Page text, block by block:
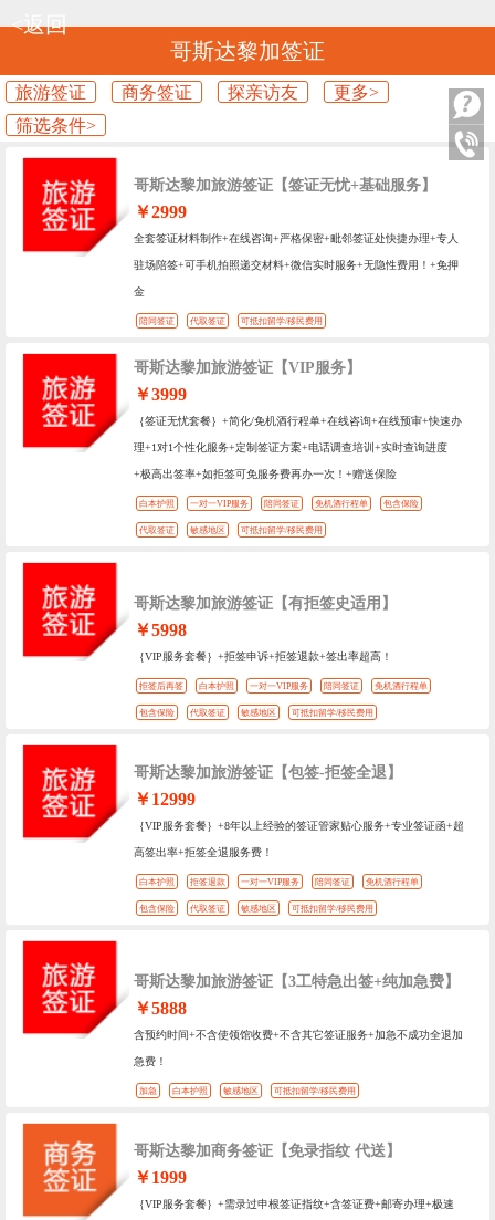
哥斯达黎加签证
<返回
旅游签证 商务签证 探亲访友
更多>
筛选条件>
哥斯达黎加旅游签证【签证无忧+基础服务】
￥2999
全套签证材料制作+在线咨询+严格保密+毗邻签证处快捷办理+专人
驻场陪签+可手机拍照递交材料+微信实时服务+无隐性费用！+免押
金
陪同签证 代取签证 可抵扣留学/移民费用
哥斯达黎加旅游签证【VIP服务】
￥3999
｛签证无忧套餐｝+简化/免机酒行程单+在线咨询+在线预审+快速办
理+1对1个性化服务+定制签证方案+电话调查培训+实时查询进度
+极高出签率+如拒签可免服务费再办一次！+赠送保险
白本护照 一对一VIP服务 陪同签证 免机酒行程单 包含保险
代取签证 敏感地区 可抵扣留学/移民费用
哥斯达黎加旅游签证【有拒签史适用】
￥5998
｛VIP服务套餐｝+拒签申诉+拒签退款+签出率超高！
拒签后再签 白本护照 一对一VIP服务 陪同签证 免机酒行程单
包含保险 代取签证 敏感地区 可抵扣留学/移民费用
哥斯达黎加旅游签证【包签-拒签全退】
￥12999
｛VIP服务套餐｝+8年以上经验的签证管家贴心服务+专业签证函+超
高签出率+拒签全退服务费！
白本护照 拒签退款 一对一VIP服务 陪同签证 免机酒行程单
包含保险 代取签证 敏感地区 可抵扣留学/移民费用
哥斯达黎加旅游签证【3工特急出签+纯加急费】
￥5888
含预约时间+不含使领馆收费+不含其它签证服务+加急不成功全退加
急费！
加急 白本护照 敏感地区 可抵扣留学/移民费用
哥斯达黎加商务签证【免录指纹 代送】
￥1999
｛VIP服务套餐｝+需录过申根签证指纹+含签证费+邮寄办理+极速